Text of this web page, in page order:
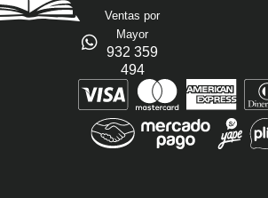
Ventas por
Mayor
932 359
494